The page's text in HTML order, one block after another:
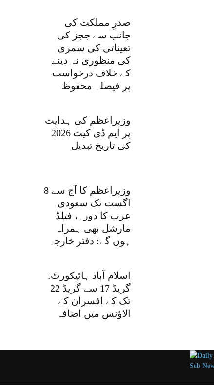
صدرِ مملکت کی
جانب سے ججز کی
تعیناتی کی سمری
کی منظوری نہ دینے
کے خلاف درخواست
پر فیصلہ محفوظ
وزیراعظم کی ہدایت
پر ایم ڈی کیٹ 2026
کی تاریخ تبدیل
وزیراعظم کا آج سے 8
اگست تک سعودی
عرب کا دورہ، فیلڈ
مارشل بھی ہمراہ
ہوں گے: دفتر خارجہ
اسلام آباد ہائیکورٹ:
گریڈ 17 سے گریڈ 22
تک کے افسران کے
الاؤنس میں اضافہ